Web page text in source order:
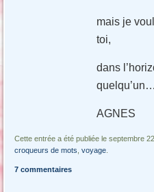
mais je
toi,
dans
AGNES
Cette entrée a été publiée le septembre
croqueurs de mots ,voyage
7 commentaires